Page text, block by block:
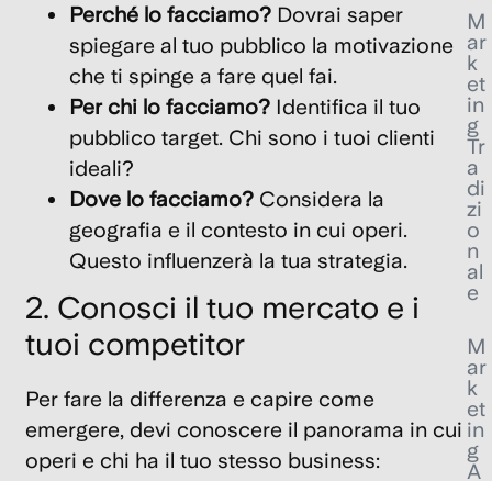
Perché lo facciamo? Dovrai saper
spiegare al tuo pubblico la motivazione
che ti spinge a fare quel fai.
Per chi lo facciamo? Identifica il tuo
pubblico target. Chi sono i tuoi clienti
ideali?
Dove lo facciamo? Considera la
geografia e il contesto in cui operi.
Questo influenzerà la tua strategia.
2. Conosci il tuo mercato e i
tuoi competitor
Per fare la differenza e capire come
emergere, devi conoscere il panorama in cui
operi e chi ha il tuo stesso business:
M
ar
k
et
in
g
Tr
a
di
zi
o
n
al
e
M
ar
k
et
in
g
A